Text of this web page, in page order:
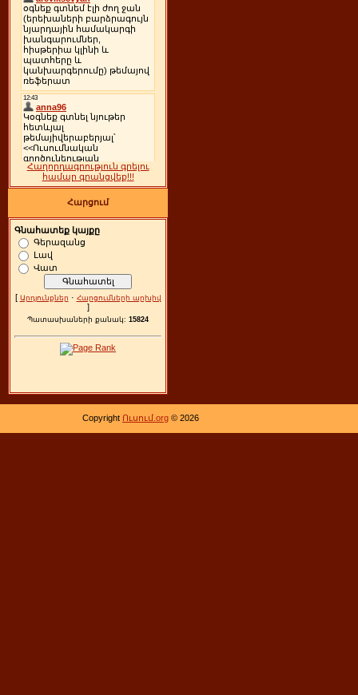
Հաղորդագրություն գրելու
համար գրանցվեք!!!
Հարցում
Գնահատեք կայքը
Գերազանց
Լավ
Վատ
[ Արդյունքներ · Հարցումների արխիվ
]
Պատասխաների քանակ: 15824
Copyright Ուսում.org © 2026